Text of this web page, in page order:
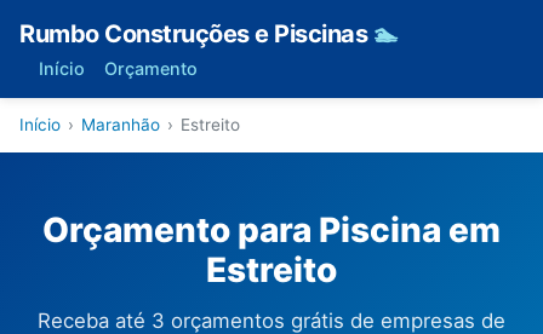
Rumbo Construções e Piscinas 🏊
Início Orçamento
Início › Maranhão › Estreito
Orçamento para Piscina em
Estreito
Receba até 3 orçamentos grátis de empresas de